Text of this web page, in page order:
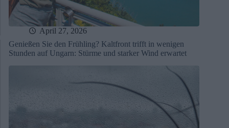
April 27, 2026
Genießen Sie den Frühling? Kaltfront trifft in wenigen
Stunden auf Ungarn: Stürme und starker Wind erwartet